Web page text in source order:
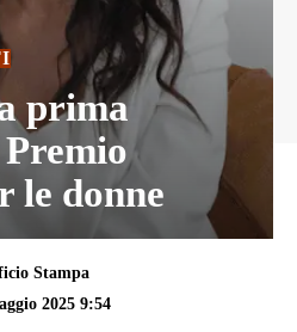
prima
le donne
Stampa
2025 9:54